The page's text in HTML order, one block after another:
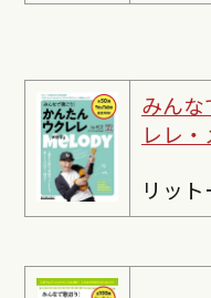
みんな
レレ
リッ